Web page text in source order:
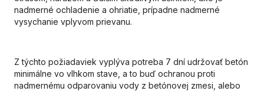
nadmerné ochladenie a ohriatie, prípadne nadmerné
vysychanie vplyvom prievanu.
Z týchto požiadaviek vyplýva potreba 7 dní udržovať betón
minimálne vo vlhkom stave, a to buď ochranou proti
nadmernému odparovaniu vody z betónovej zmesi, alebo